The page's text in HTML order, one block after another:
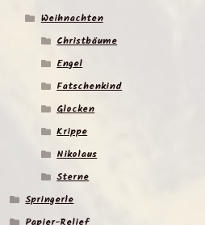
Weihnachten
Christbäume
Engel
Fatschenkind
Glocken
Krippe
Nikolaus
Sterne
Springerle